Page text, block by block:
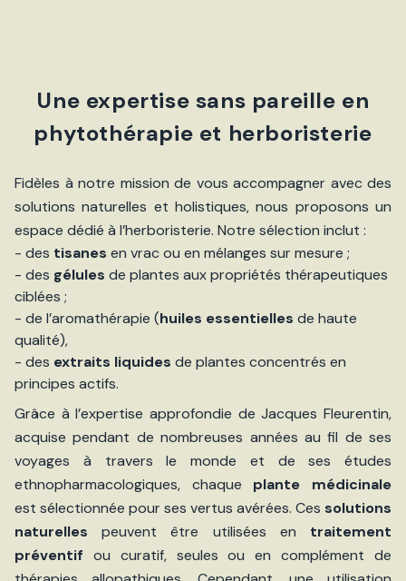
Une expertise sans pareille en
phytothérapie et herboristerie
Fidèles à notre mission de vous accompagner avec des
solutions naturelles et holistiques, nous proposons un
espace dédié à l’herboristerie. Notre sélection inclut :
- des tisanes en vrac ou en mélanges sur mesure ;
- des gélules de plantes aux propriétés thérapeutiques
ciblées ;
- de l’aromathérapie (huiles essentielles de haute
qualité),
- des extraits liquides de plantes concentrés en
principes actifs.
Grâce à l’expertise approfondie de Jacques Fleurentin,
acquise pendant de nombreuses années au fil de ses
voyages à travers le monde et de ses études
ethnopharmacologiques, chaque plante médicinale
est sélectionnée pour ses vertus avérées. Ces solutions
naturelles peuvent être utilisées en traitement
préventif ou curatif, seules ou en complément de